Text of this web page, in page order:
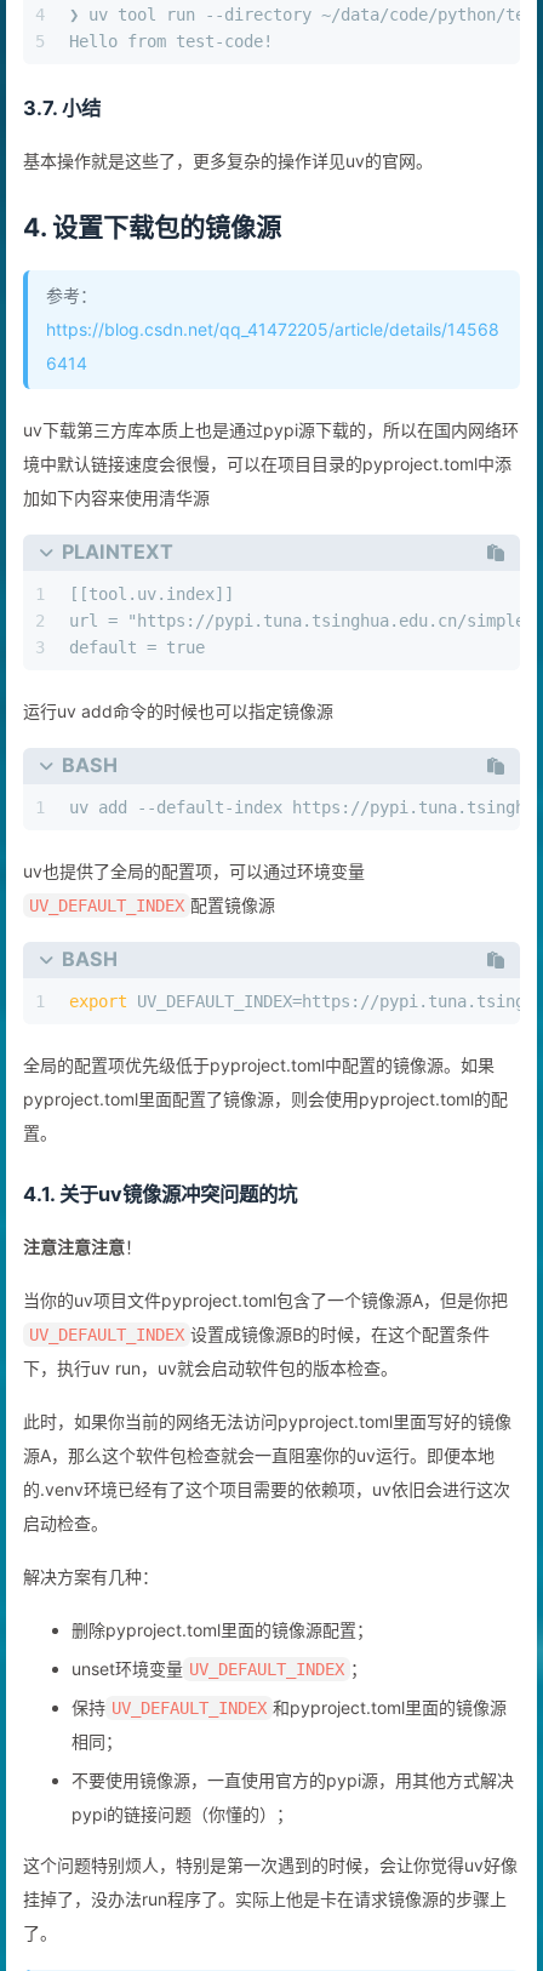
4
5
❯ uv tool run --directory ~/data/code/python/
Hello from test-code!
3.7. 小结
基本操作就是这些了，更多复杂的操作详见uv的官网。
4. 设置下载包的镜像源
参考：
https://blog.csdn.net/qq_41472205/article/details/14568
6414
uv下载第三方库本质上也是通过pypi源下载的，所以在国内网络环
境中默认链接速度会很慢，可以在项目目录的pyproject.toml中添
加如下内容来使用清华源
PLAINTEXT
1
2
3
[[tool.uv.index]]
url = "https://pypi.tuna.tsinghua.edu.cn/simple"
default = true
运行uv add命令的时候也可以指定镜像源
BASH
1 uv add --default-index https://
uv也提供了全局的配置项，可以通过环境变量
UV_DEFAULT_INDEX 配置镜像源
BASH
1 export UV_DEFAULT_INDEX=https://
全局的配置项优先级低于pyproject.toml中配置的镜像源。如果
pyproject.toml里面配置了镜像源，则会使用pyproject.toml的配
置。
4.1. 关于uv镜像源冲突问题的坑
注意注意注意！
当你的uv项目文件pyproject.toml包含了一个镜像源A，但是你把
UV_DEFAULT_INDEX 设置成镜像源B的时候，在这个配置条件
下，执行uv run，uv就会启动软件包的版本检查。
此时，如果你当前的网络无法访问pyproject.toml里面写好的镜像
源A，那么这个软件包检查就会一直阻塞你的uv运行。即便本地
的.venv环境已经有了这个项目需要的依赖项，uv依旧会进行这次
启动检查。
解决方案有几种：
删除pyproject.toml里面的镜像源配置；
unset环境变量 UV_DEFAULT_INDEX ；
保持 UV_DEFAULT_INDEX 和pyproject.toml里面的镜像源
相同；
不要使用镜像源，一直使用官方的pypi源，用其他方式解决
pypi的链接问题（你懂的）；
这个问题特别烦人，特别是第一次遇到的时候，会让你觉得uv好像
挂掉了，没办法run程序了。实际上他是卡在请求镜像源的步骤上
了。